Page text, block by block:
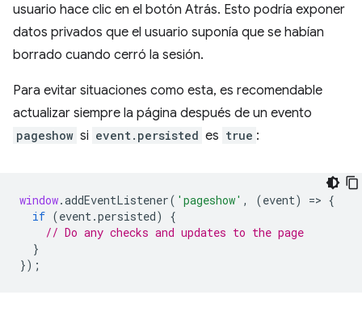
usuario hace clic en el botón Atrás. Esto podría exponer
datos privados que el usuario suponía que se habían
borrado cuando cerró la sesión.
Para evitar situaciones como esta, es recomendable
actualizar siempre la página después de un evento
pageshow si event.persisted es true :
window.addEventListener( 'pageshow' , (event) => {
if (event.persisted)
{
// Do any checks and updates to the page
}
});